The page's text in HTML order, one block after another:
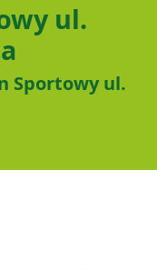
ul.
Sportowy ul.